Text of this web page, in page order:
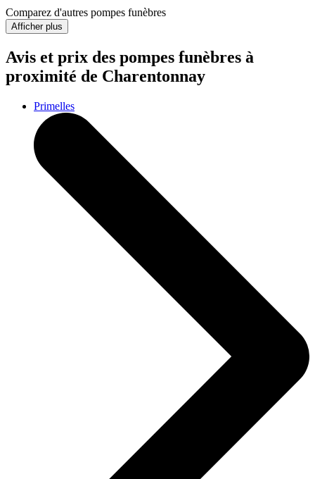
Comparez d'autres pompes funèbres
Afficher plus
Avis et prix des pompes funèbres à
proximité de Charentonnay
Primelles